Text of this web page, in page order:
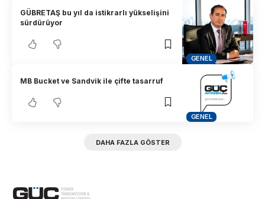
GENEL
GÜBRETAŞ bu yıl da istikrarlı yükselişini
sürdürüyor
GENEL
MB Bucket ve Sandvik ile çifte tasarruf
DAHA FAZLA GÖSTER